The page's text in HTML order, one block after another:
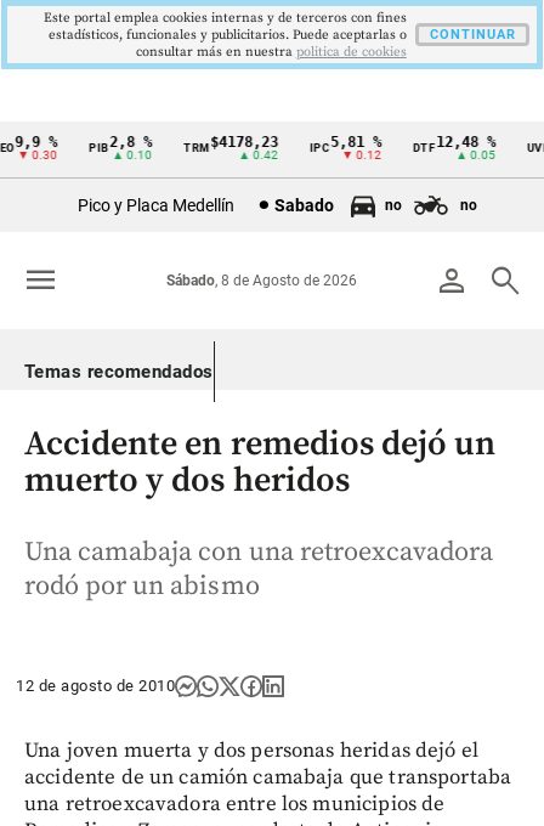
Cintillo
Colombia
9,9 %
▼ 0.30
PIB2,8 %
▲ 0.10
TRM$4178,23
▲ 0.42
IPC5,81 %
▼ 0.12
DTF12,48 %
▲ 0.05
UVR
Pico y Placa Medellín Sabado no no
person search
Sábado, 8 de Agosto de 2026
menu
Temas recomendados
Accidente en remedios dejó un
muerto y dos heridos
Una camabaja con una retroexcavadora
rodó por un abismo
12 de agosto de 2010
Una joven muerta y dos personas heridas dejó el
accidente de un camión camabaja que transportaba
una retroexcavadora entre los municipios de
Este portal emplea cookies internas y de terceros con fines
estadísticos, funcionales y publicitarios. Puede aceptarlas o
consultar más en nuestra politica de cookies
CONTINUAR